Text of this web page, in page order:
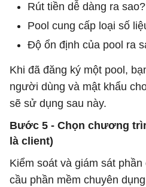
Rút tiền dễ dàng ra sao?
Pool cung cấp loại số
Độ ổn định của pool ra
Khi đã đăng ký một pool,
người dùng và mật khẩu
sẽ sử dụng sau này.
Bước 5 - Chọn chương
là client)
Kiểm soát và giám sát
cầu phần mềm chuyên